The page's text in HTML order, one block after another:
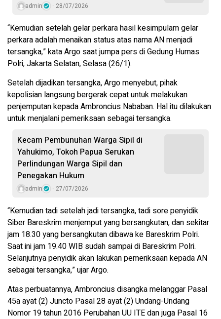
admin 28/07/2026
“Kemudian setelah gelar perkara hasil kesimpulam gelar
perkara adalah menaikan status atas nama AN menjadi
tersangka,” kata Argo saat jumpa pers di Gedung Humas
Polri, Jakarta Selatan, Selasa (26/1).
Setelah dijadikan tersangka, Argo menyebut, pihak
kepolisian langsung bergerak cepat untuk melakukan
penjemputan kepada Ambroncius Nababan. Hal itu dilakukan
untuk menjalani pemeriksaan sebagai tersangka.
Kecam Pembunuhan Warga Sipil di
Yahukimo, Tokoh Papua Serukan
Perlindungan Warga Sipil dan
Penegakan Hukum
admin 27/07/2026
“Kemudian tadi setelah jadi tersangka, tadi sore penyidik
Siber Bareskrim menjemput yang bersangkutan, dan sekitar
jam 18.30 yang bersangkutan dibawa ke Bareskrim Polri.
Saat ini jam 19.40 WIB sudah sampai di Bareskrim Polri.
Selanjutnya penyidik akan lakukan pemeriksaan kepada AN
sebagai tersangka,” ujar Argo.
Atas perbuatannya, Ambroncius disangka melanggar Pasal
45a ayat (2) Juncto Pasal 28 ayat (2) Undang-Undang
Nomor 19 tahun 2016 Perubahan UU ITE dan juga Pasal 16